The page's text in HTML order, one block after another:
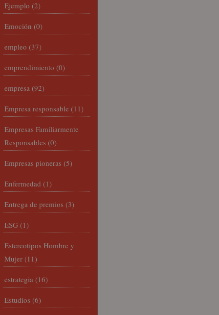
Ejemplo (2)
Emoción (0)
empleo (37)
emprendimiento (0)
empresa (92)
Empresa responsable (11)
Empresas Familiarmente
Responsables (0)
Empresas pioneras (5)
Enfermedad (1)
Entrega de premios (3)
ESG (1)
Estereotipos Hombre y
Mujer (11)
estrategia (16)
Estudios (6)